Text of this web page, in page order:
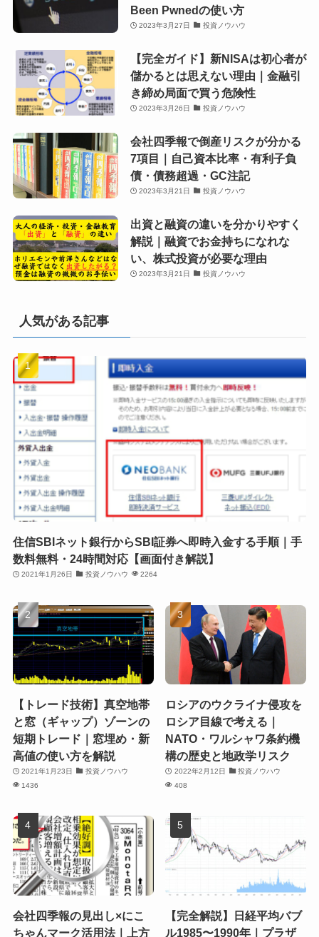
Been Pwnedの使い方
2023年3月27日 投資ノウハウ
【完全ガイド】新NISAは初心者が
儲かるとは思えない理由｜金融引
き締め局面で買う危険性
2023年3月26日 投資ノウハウ
会社四季報で倒産リスクが分かる
7項目｜自己資本比率・有利子負
債・債務超過・GC注記
2023年3月21日 投資ノウハウ
出資と融資の違いを分かりやすく
解説｜融資でお金持ちになれな
い、株式投資が必要な理由
2023年3月21日 投資ノウハウ
人気がある記事
住信SBIネット銀行からSBI証券へ即時入金する手順｜手
数料無料・24時間対応【画面付き解説】
2021年1月26日 投資ノウハウ 2264
【トレード技術】真空地帯
と窓（ギャップ）ゾーンの
短期トレード｜窓埋め・新
高値の使い方を解説
2021年1月23日
投資ノウハウ
1436
ロシアのウクライナ侵攻を
ロシア目線で考える｜
NATO・ワルシャワ条約機
構の歴史と地政学リスク
2022年2月12日
投資ノウハウ
408
会社四季報の見出し×にこ
ちゃんマーク活用法｜上方
【完全解説】日経平均バブ
ル1985〜1990年｜プラザ